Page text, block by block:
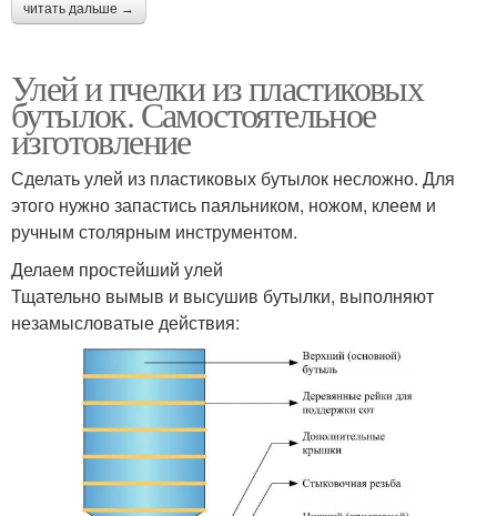
читать дальше →
Улей и пчелки из пластиковых
бутылок. Самостоятельное
изготовление
Сделать улей из пластиковых бутылок несложно. Для
этого нужно запастись паяльником, ножом, клеем и
ручным столярным инструментом.
Делаем простейший улей
Тщательно вымыв и высушив бутылки, выполняют
незамысловатые действия: